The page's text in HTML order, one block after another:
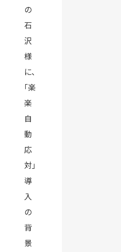
の
石
沢
様
に、
「楽
楽
自
動
応
対」
導
入
の
背
景